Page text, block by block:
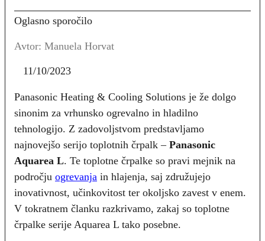
Oglasno sporočilo
Avtor: Manuela Horvat
11/10/2023
Panasonic Heating & Cooling Solutions je že dolgo
sinonim za vrhunsko ogrevalno in hladilno
tehnologijo. Z zadovoljstvom predstavljamo
najnovejšo serijo toplotnih črpalk – Panasonic
Aquarea L. Te toplotne črpalke so pravi mejnik na
področju ogrevanja in hlajenja, saj združujejo
inovativnost, učinkovitost ter okoljsko zavest v enem.
V tokratnem članku razkrivamo, zakaj so toplotne
črpalke serije Aquarea L tako posebne.